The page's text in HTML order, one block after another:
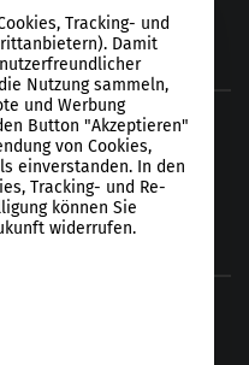
Tracking- und
Damit
Nutzung sammeln,
und Werbung
Button "Akzeptieren"
von Cookies,
einverstanden. In den
Tracking- und Re-
können Sie
widerrufen.
Gruppen, für die eine